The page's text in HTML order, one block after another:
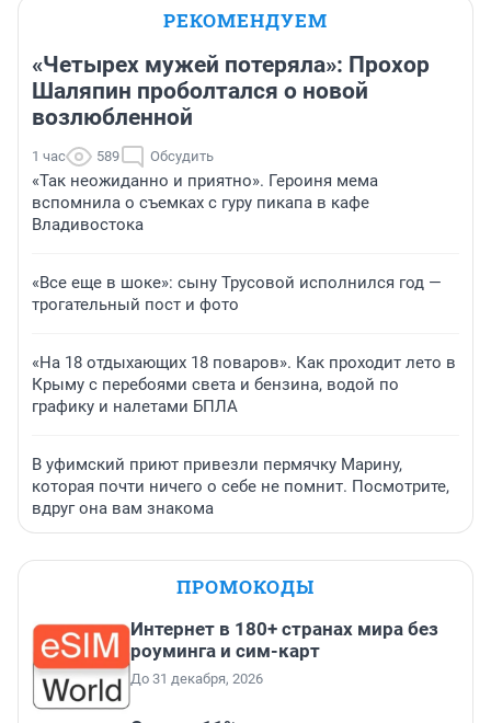
РЕКОМЕНДУЕМ
«Четырех мужей потеряла»: Прохор
Шаляпин проболтался о новой
возлюбленной
1 час 589 Обсудить
«Так неожиданно и приятно». Героиня мема
вспомнила о съемках с гуру пикапа в кафе
Владивостока
«Все еще в шоке»: сыну Трусовой исполнился год —
трогательный пост и фото
«На 18 отдыхающих 18 поваров». Как проходит лето в
Крыму с перебоями света и бензина, водой по
графику и налетами БПЛА
В уфимский приют привезли пермячку Марину,
которая почти ничего о себе не помнит. Посмотрите,
вдруг она вам знакома
ПРОМОКОДЫ
Интернет в 180+ странах мира без
роуминга и сим-карт
До 31 декабря, 2026